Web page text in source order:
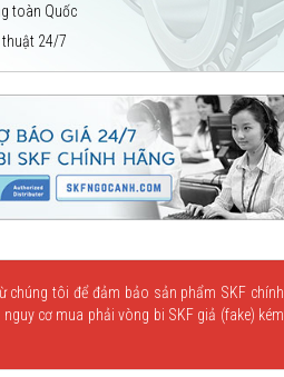
toàn Quốc
thuật 24/7
chúng tôi để đảm bảo sản phẩm SKF chính
nguy cơ mua phải vòng bi SKF giả (fake) kém